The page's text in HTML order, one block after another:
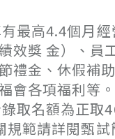
最高4.4個月
效獎 金）、員
禮金、休假補
會各項福利等。
取名額為正取
範請詳閱甄試